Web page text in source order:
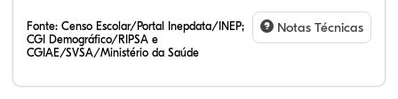
Fonte: Censo Escolar/Portal Inepdata/INEP;
CGI Demográfico/RIPSA e
CGIAE/SVSA/Ministério da Saúde
Notas Técnicas